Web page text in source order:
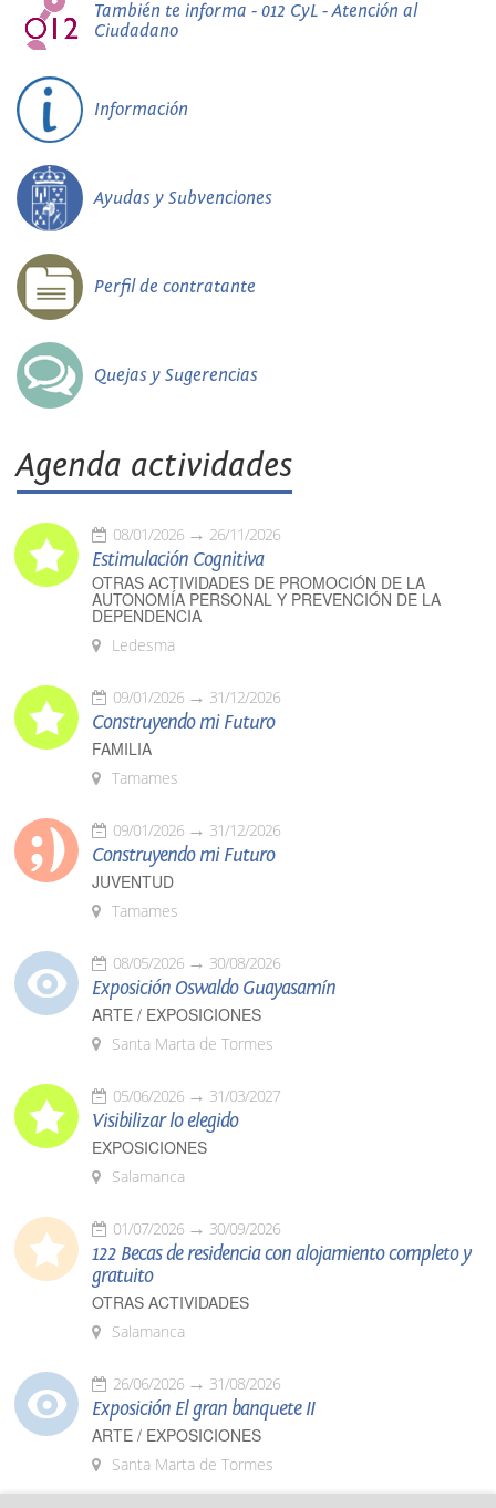
También te informa - 012 CyL - Atención al
Ciudadano
Información
Ayudas y Subvenciones
Perfil de contratante
Quejas y Sugerencias
Agenda actividades
08/01/2026 26/11/2026
Estimulación Cognitiva
OTRAS ACTIVIDADES DE PROMOCIÓN DE LA
AUTONOMÍA PERSONAL Y PREVENCIÓN DE LA
DEPENDENCIA
Ledesma
09/01/2026 31/12/2026
Construyendo mi Futuro
FAMILIA
Tamames
09/01/2026 31/12/2026
Construyendo mi Futuro
JUVENTUD
Tamames
08/05/2026 30/08/2026
Exposición Oswaldo Guayasamín
ARTE / EXPOSICIONES
Santa Marta de Tormes
05/06/2026 31/03/2027
Visibilizar lo elegido
EXPOSICIONES
Salamanca
01/07/2026 30/09/2026
122 Becas de residencia con alojamiento completo y
gratuito
OTRAS ACTIVIDADES
Salamanca
26/06/2026 31/08/2026
Exposición El gran banquete II
ARTE / EXPOSICIONES
Santa Marta de Tormes